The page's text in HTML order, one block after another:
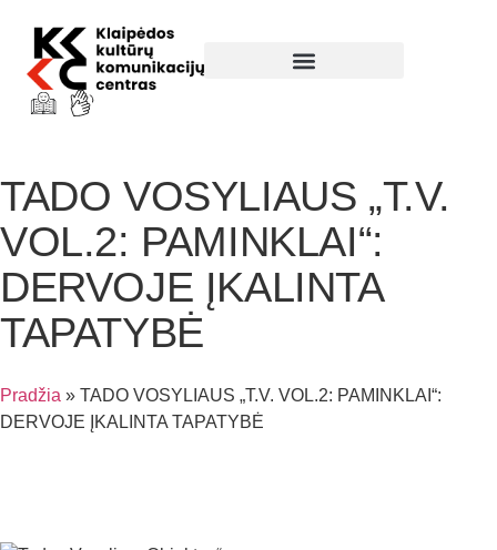
TADO VOSYLIAUS „T.V.
VOL.2: PAMINKLAI“:
DERVOJE ĮKALINTA
TAPATYBĖ
Pradžia » TADO VOSYLIAUS „T.V. VOL.2: PAMINKLAI“:
DERVOJE ĮKALINTA TAPATYBĖ